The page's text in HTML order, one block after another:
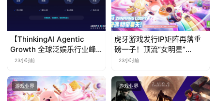
【ThinkingAI Agentic
Growth 全球泛娱乐行业峰
会】Agent 时代，人到底负
23小时前
虎牙游戏发行IP矩阵再落重
磅一子！顶流“女明星”
ZANMANG LOOPY 正版3D
曝光
23小时前
游戏业界 游戏业界